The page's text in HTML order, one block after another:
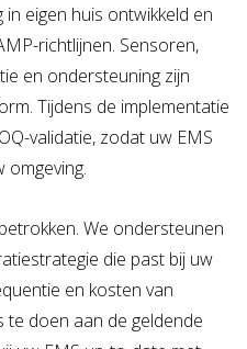
eigen huis ontwikkeld en
richtlijnen. Sensoren,
en ondersteuning zijn
Tijdens de implementatie
validatie, zodat uw EMS
We ondersteunen
die past bij uw
en kosten van
te doen aan de geldende